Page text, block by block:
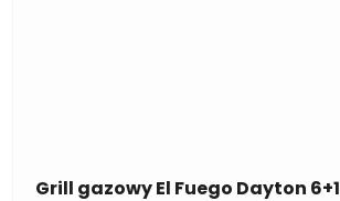
Grill gazowy El Fuego Dayton